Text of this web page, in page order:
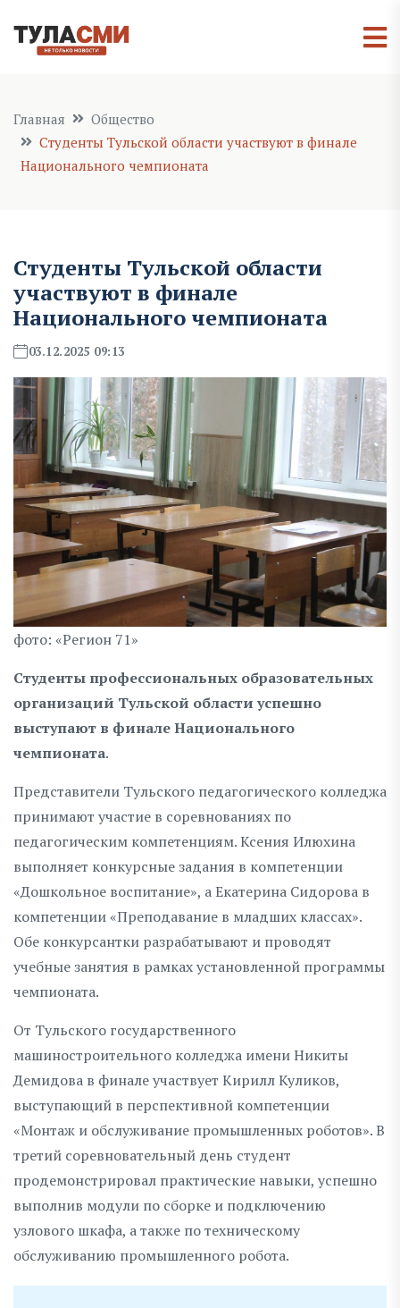
Главная
Общество
Студенты Тульской области участвуют в финале
Национального чемпионата
Студенты Тульской области
участвуют в финале
Национального чемпионата
03.12.2025 09:13
фото: «Регион 71»
Студенты профессиональных образовательных
организаций Тульской области успешно
выступают в финале Национального
чемпионата.
Представители Тульского педагогического колледжа
принимают участие в соревнованиях по
педагогическим компетенциям. Ксения Илюхина
выполняет конкурсные задания в компетенции
«Дошкольное воспитание», а Екатерина Сидорова в
компетенции «Преподавание в младших классах».
Обе конкурсантки разрабатывают и проводят
учебные занятия в рамках установленной программы
чемпионата.
От Тульского государственного
машиностроительного колледжа имени Никиты
Демидова в финале участвует Кирилл Куликов,
выступающий в перспективной компетенции
«Монтаж и обслуживание промышленных роботов». В
третий соревновательный день студент
продемонстрировал практические навыки, успешно
выполнив модули по сборке и подключению
узлового шкафа, а также по техническому
обслуживанию промышленного робота.